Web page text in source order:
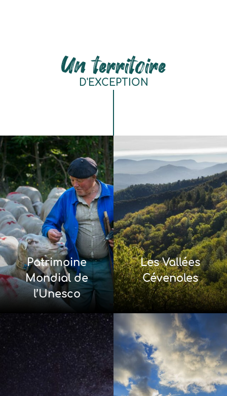
Un territoire
D'EXCEPTION
Patrimoine
Mondial de
l’Unesco
Les Vallées
Cévenoles